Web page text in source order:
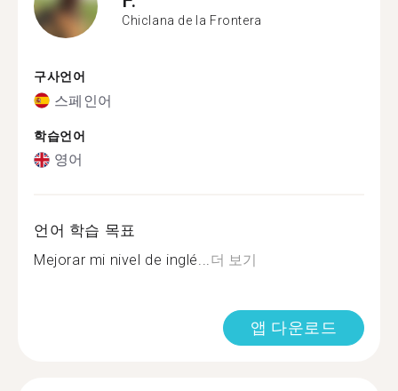
Chiclana de la Frontera
구사언어
스페인어
학습언어
영어
언어 학습 목표
Mejorar mi nivel de inglé...더 보기
앱 다운로드